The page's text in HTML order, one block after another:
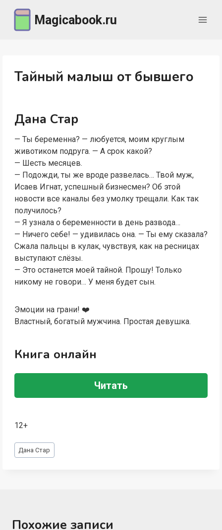
содержимому
Magicabook.ru
Тайный малыш от бывшего
Дана Стар
— Ты беременна? — любуется, моим круглым
животиком подруга. — А срок какой?
— Шесть месяцев.
— Подожди, ты же вроде развелась… Твой муж,
Исаев Игнат, успешный бизнесмен? Об этой
новости все каналы без умолку трещали. Как так
получилось?
— Я узнала о беременности в день развода…
— Ничего себе! — удивилась она. — Ты ему сказала?
Сжала пальцы в кулак, чувствуя, как на ресницах
выступают слёзы.
— Это останется моей тайной. Прошу! Только
никому не говори… У меня будет сын.
Эмоции на грани! ❤️
Властный, богатый мужчина. Простая девушка.
Книга онлайн
Читать
12+
Метки
записи:
Дана Стар
Похожие записи